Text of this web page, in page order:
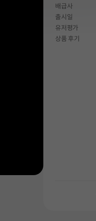
배급사
출시일
유저평가
상품 후기